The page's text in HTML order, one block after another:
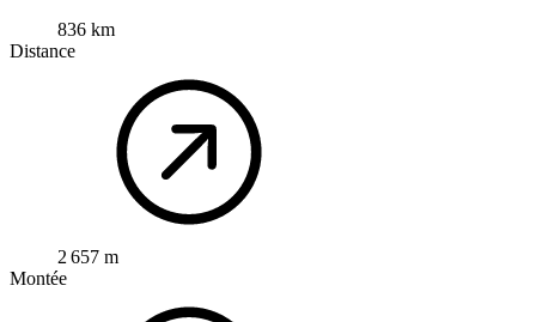
836 km
Distance
2 657 m
Montée